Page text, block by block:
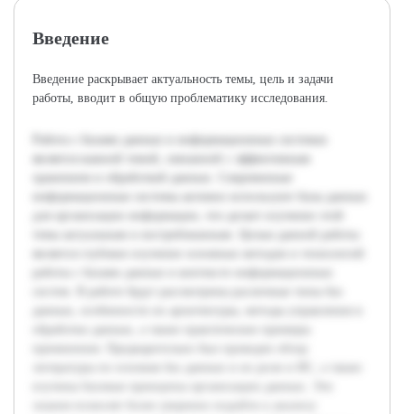
Введение
Введение раскрывает актуальность темы, цель и задачи
работы, вводит в общую проблематику исследования.